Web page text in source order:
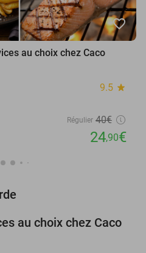
favorite_border
au choix chez Caco
9.5 star
Régulier 40€
24,90€
38%
au choix chez Caco